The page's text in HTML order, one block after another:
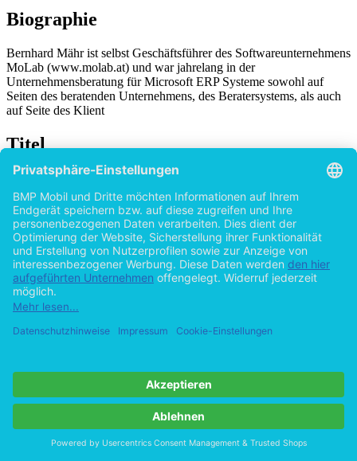
Biographie
Bernhard Mähr ist selbst Geschäftsführer des Softwareunternehmens
MoLab (www.molab.at) und war jahrelang in der
Unternehmensberatung für Microsoft ERP Systeme sowohl auf
Seiten des beratenden Unternehmens, des Beratersystems, als auch
auf Seite des Klient
Titel
Aufbau einer SOA auf Basis des
Finanzmanagements von Microsoft Dynamics
NAV 2009
vonBernhard Mähr (Autor:in) 2015
©2010
57 Seiten
Hilfe/FAQ
Impressum
Vertrag widerrufen
Zur Desktop-Version
Copyright ©Imprint in der Bedey & Thoms Media GmbH
byOpen Publishing
Cookie-Einstellungen